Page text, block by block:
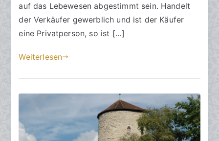
.
F
e
r
r
0
auf das Lebewesen abgestimmt sein. Handelt
der Verkäufer gewerblich und ist der Käufer
eine Privatperson, so ist […]
Weiterlesen